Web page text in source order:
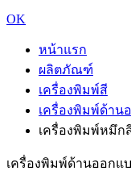
OK
หน้าแรก
ผลิตภัณฑ์
เครื่องพิมพ์สี
เครื่องพิมพ์ด้าน
เครื่องพิมพ์หมึกสี
เครื่องพิมพ์ด้านออกแ